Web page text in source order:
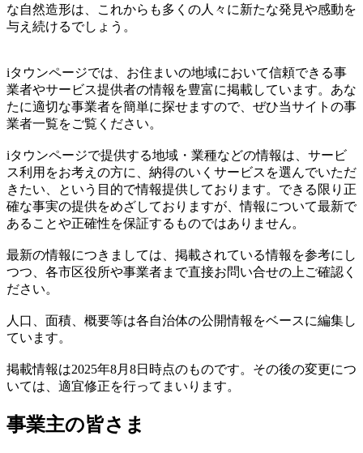
な自然造形は、これからも多くの人々に新たな発見や感動を
与え続けるでしょう。
iタウンページでは、お住まいの地域において信頼できる事
業者やサービス提供者の情報を豊富に掲載しています。あな
たに適切な事業者を簡単に探せますので、ぜひ当サイトの事
業者一覧をご覧ください。
iタウンページで提供する地域・業種などの情報は、サービ
ス利用をお考えの方に、納得のいくサービスを選んでいただ
きたい、という目的で情報提供しております。できる限り正
確な事実の提供をめざしておりますが、情報について最新で
あることや正確性を保証するものではありません。
最新の情報につきましては、掲載されている情報を参考にし
つつ、各市区役所や事業者まで直接お問い合せの上ご確認く
ださい。
人口、面積、概要等は各自治体の公開情報をベースに編集し
ています。
掲載情報は2025年8月8日時点のものです。その後の変更につ
いては、適宜修正を行ってまいります。
事業主の皆さま